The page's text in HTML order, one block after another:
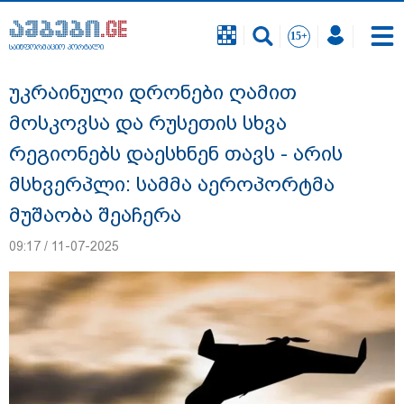
საინფორმაციო პორტალი
"სანაპირო რაიონებში მოსალოდნელია
წვიმა" - გარემოს ეროვნული სააგენტოს
გაფრთხილება: რომელ რეგიონებში უნდა
ველოდოთ ელჭექს, სეტყვასა და ქარის
საინფორმაციო პორტალი
უკრაინული დრონები ღამით
მოსკოვსა და რუსეთის სხვა
რეგიონებს დაესხნენ თავს - არის
მსხვერპლი: სამმა აეროპორტმა
მუშაობა შეაჩერა
09:17 / 11-07-2025